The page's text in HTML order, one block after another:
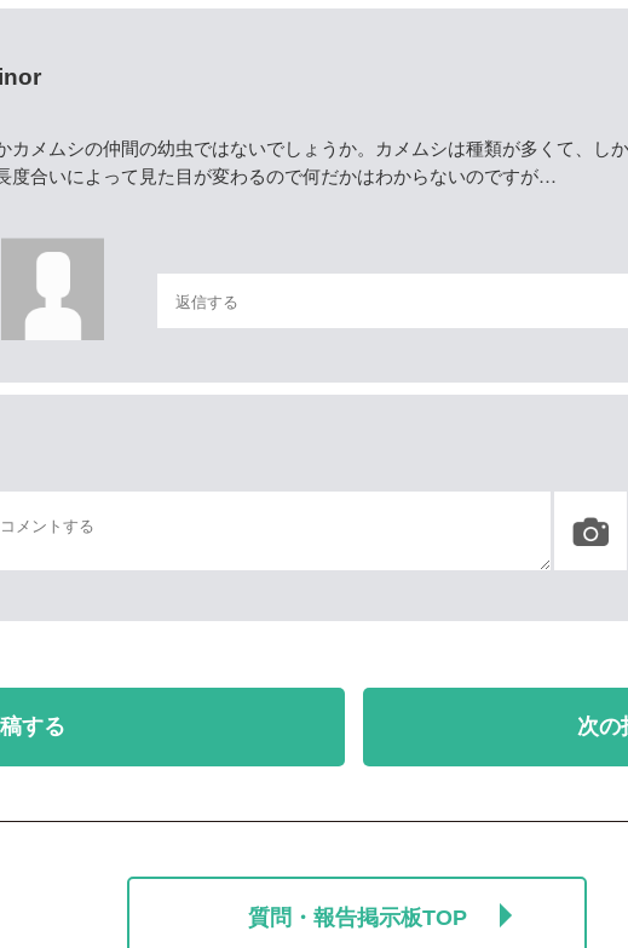
カメムシの仲間の幼虫ではないでしょうか。カメムシは種類が多くて、し
度合いによって見た目が変わるので何だかはわからないのですが…
する 次の
質問・報告掲示板TOP